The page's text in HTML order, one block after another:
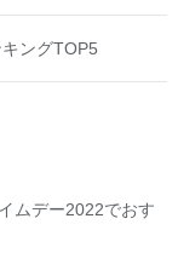
ングTOP5
ムデー2022でおす